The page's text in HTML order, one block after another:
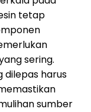
tetap
sering.
dilepas harus
sumber